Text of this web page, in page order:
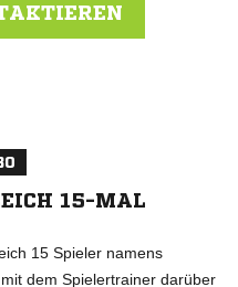
15-MAL
15 Spieler namens
dem Spielertrainer darüber